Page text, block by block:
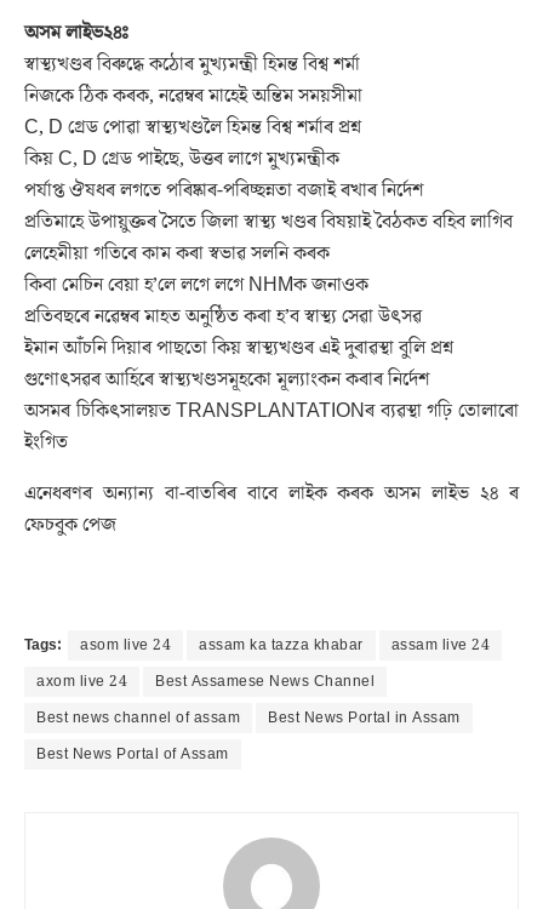
অসম লাইভ২৪ঃ
স্বাস্থ্যখণ্ডৰ বিৰুদ্ধে কঠোৰ মুখ্যমন্ত্ৰী হিমন্ত বিশ্ব শৰ্মা
নিজকে ঠিক কৰক, নৱেম্বৰ মাহেই অন্তিম সময়সীমা
C, D গ্ৰেড পোৱা স্বাস্থ্যখণ্ডলৈ হিমন্ত বিশ্ব শৰ্মাৰ প্ৰশ্ন
কিয় C, D গ্ৰেড পাইছে, উত্তৰ লাগে মুখ্যমন্ত্ৰীক
পৰ্যাপ্ত ঔষধৰ লগতে পৰিষ্কাৰ-পৰিচ্ছন্নতা বজাই ৰখাৰ নিৰ্দেশ
প্ৰতিমাহে উপায়ুক্তৰ সৈতে জিলা স্বাস্থ্য খণ্ডৰ বিষয়াই বৈঠকত বহিব লাগিব
লেহেমীয়া গতিৰে কাম কৰা স্বভাৱ সলনি কৰক
কিবা মেচিন বেয়া হ’লে লগে লগে NHMক জনাওক
প্ৰতিবছৰে নৱেম্বৰ মাহত অনুষ্ঠিত কৰা হ’ব স্বাস্থ্য সেৱা উৎসৱ
ইমান আঁচনি দিয়াৰ পাছতো কিয় স্বাস্থ্যখণ্ডৰ এই দুৰাৱস্থা বুলি প্ৰশ্ন
গুণোৎসৱৰ আৰ্হিৰে স্বাস্থ্যখণ্ডসমূহকো মূল্যাংকন কৰাৰ নিৰ্দেশ
অসমৰ চিকিৎসালয়ত TRANSPLANTATIONৰ ব্যৱস্থা গঢ়ি তোলাৰো
ইংগিত
এনেধৰণৰ অন্যান্য বা-বাতৰিৰ বাবে লাইক কৰক অসম লাইভ ২৪ ৰ
ফেচবুক পেজ
Tags: asom live 24 assam ka tazza khabar
assam live 24
axom live 24
Best Assamese News Channel
Best news channel of assam
Best News Portal in Assam
Best News Portal of Assam